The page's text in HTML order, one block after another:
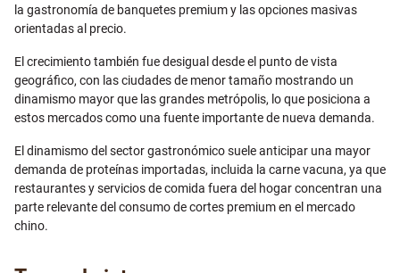
la gastronomía de banquetes premium y las opciones masivas
orientadas al precio.
El crecimiento también fue desigual desde el punto de vista
geográfico, con las ciudades de menor tamaño mostrando un
dinamismo mayor que las grandes metrópolis, lo que posiciona a
estos mercados como una fuente importante de nueva demanda.
El dinamismo del sector gastronómico suele anticipar una mayor
demanda de proteínas importadas, incluida la carne vacuna, ya que
restaurantes y servicios de comida fuera del hogar concentran una
parte relevante del consumo de cortes premium en el mercado
chino.